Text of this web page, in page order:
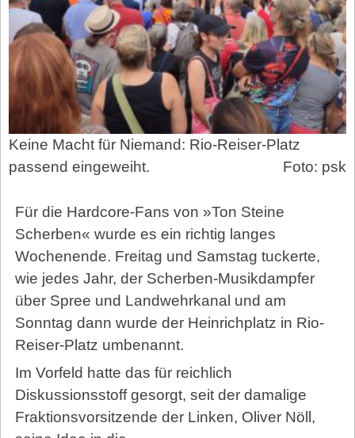
Keine Macht für Niemand: Rio-Reiser-Platz
passend eingeweiht.
Foto: psk
Für die Hardcore-Fans von »Ton Steine
Scherben« wurde es ein richtig langes
Wochenende. Freitag und Samstag tuckerte,
wie jedes Jahr, der Scherben-Musikdampfer
über Spree und Landwehrkanal und am
Sonntag dann wurde der Heinrichplatz in Rio-
Reiser-Platz umbenannt.
Im Vorfeld hatte das für reichlich
Diskussionsstoff gesorgt, seit der damalige
Fraktionsvorsitzende der Linken, Oliver Nöll,